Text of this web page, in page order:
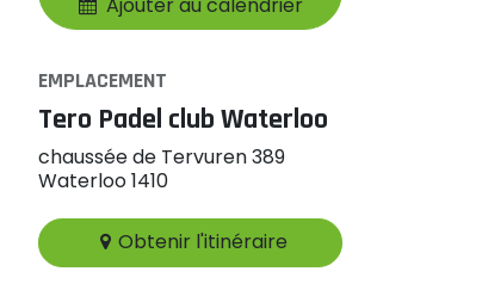
Ajouter au calendrier
EMPLACEMENT
Tero Padel club Waterloo
chaussée de Tervuren 389
Waterloo 1410
Obtenir l'itinéraire